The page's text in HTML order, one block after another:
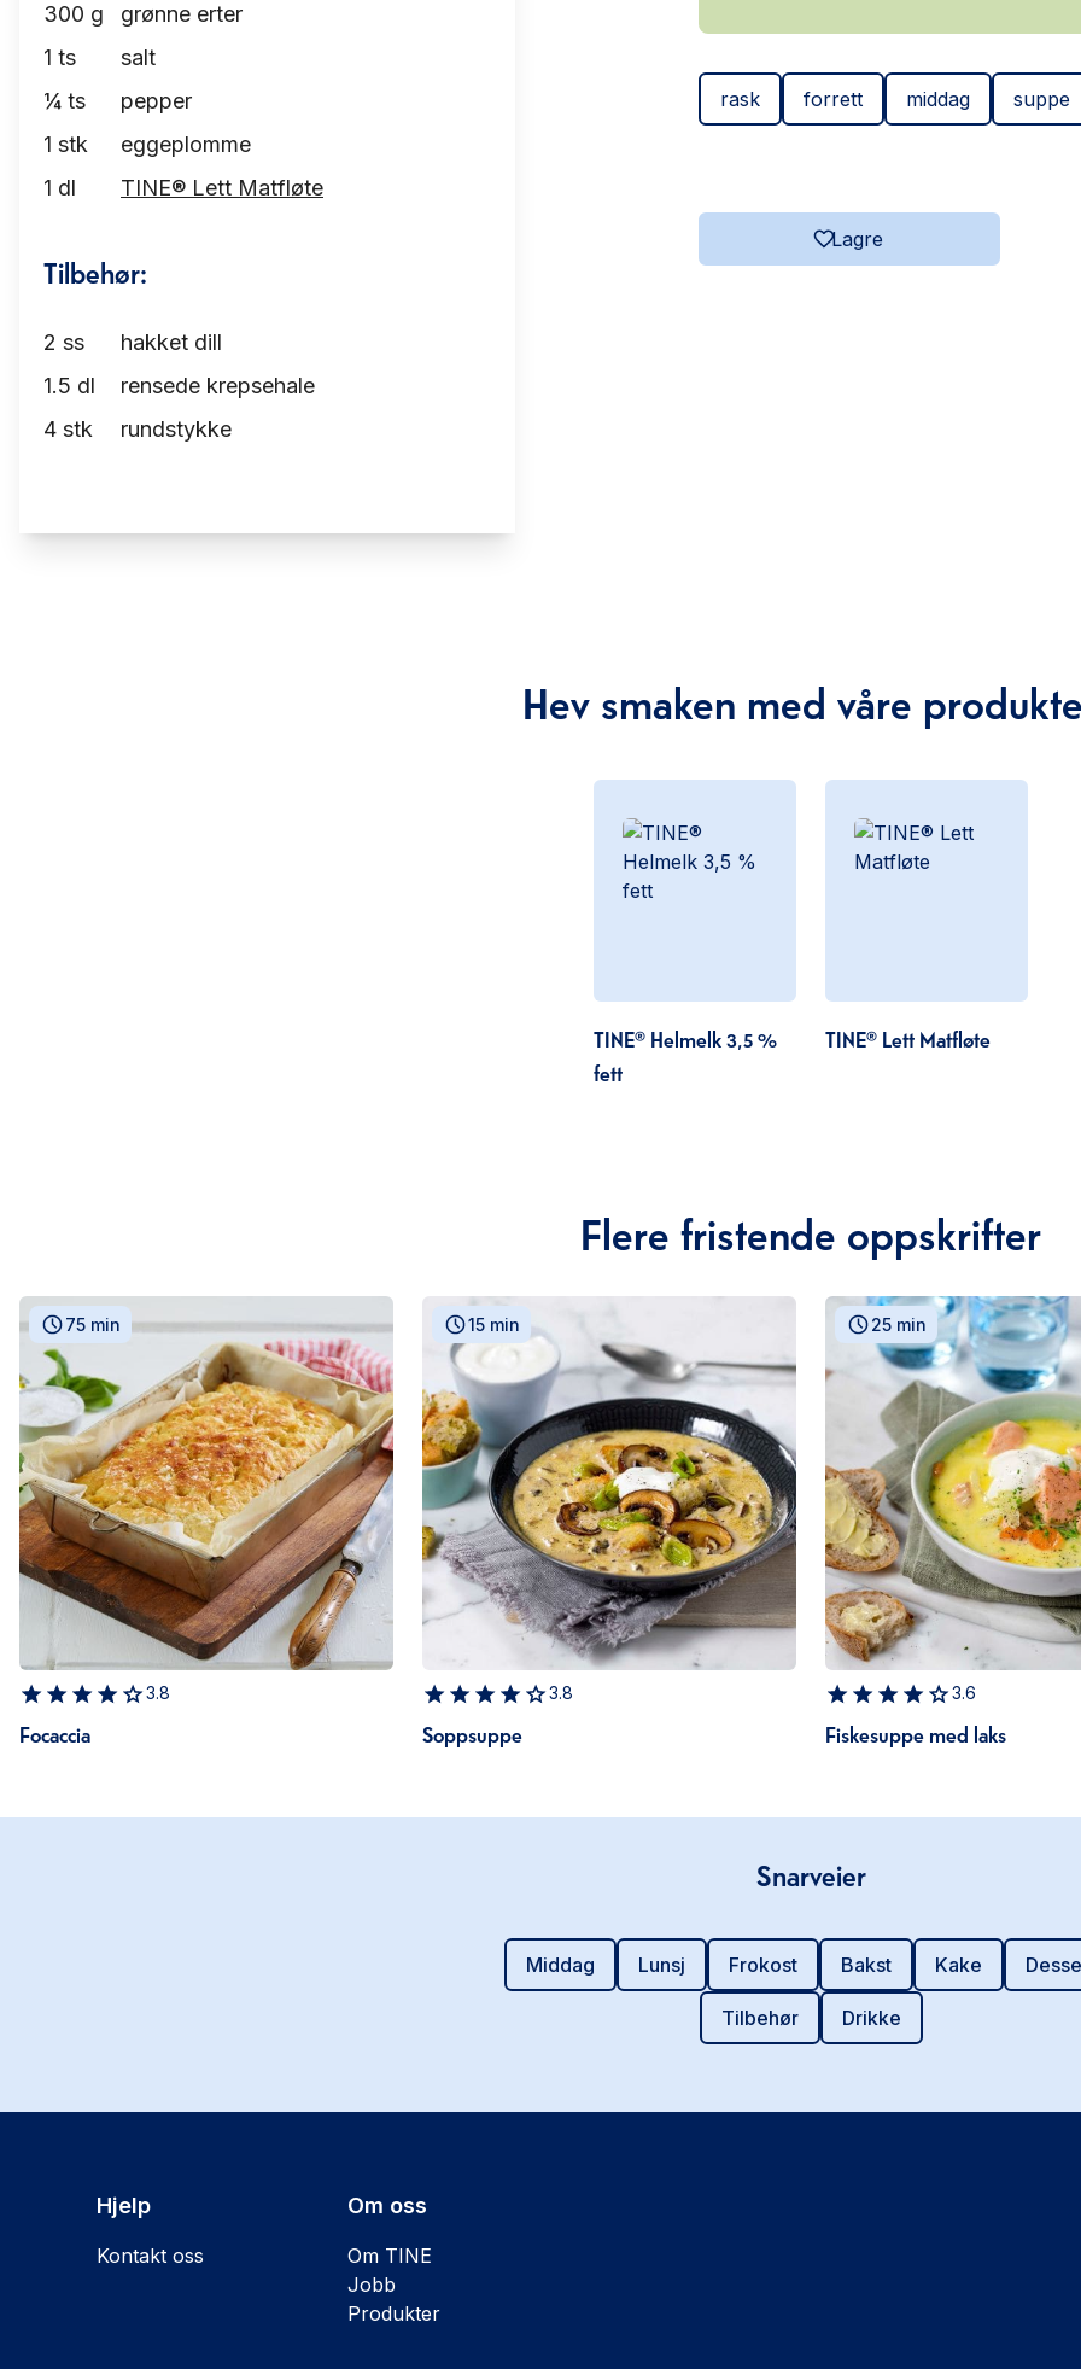
300 g
grønne erter
1 ts
salt
¼ ts
pepper
1 stk
eggeplomme
1 dl TINE® Lett Matfløte
Tilbehør:
2 ss
hakket dill
1.5 dl
rensede krepsehale
4 stk rundstykke
rask forrett middag suppe
Lagre
Hev smaken med våre
TINE® Helmelk 3,5 %
fett
TINE® Lett Matfløte
Flere fristende oppskrifter
75 min
3.8
Focaccia
15 min
3.8
Soppsuppe
25 min
3.6
Fiskesuppe med laks
Snarveier
Middag Lunsj Frokost Bakst Kake
Tilbehør Drikke
Hjelp
Kontakt oss
Om oss
Om TINE
Jobb
Produkter